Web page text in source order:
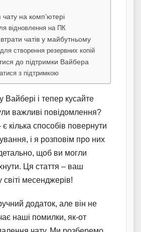
на комп’ютері
відновлення на ПК
чатів у майбутньому
створення резервних копій
до підтримки Вайбера
з підтримкою
Вайбері і тепер кусайте
важливі повідомлення?
кілька способів повернути
і я розповім про них
щоб ви могли
Ця стаття – ваш
світі месенджерів!
додаток, але він не
наші помилки, як-от